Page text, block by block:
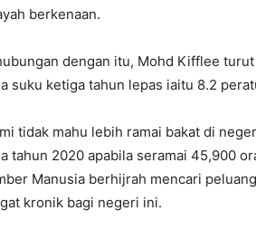
berkenaan.
dengan itu, Mohd Kifflee
suku ketiga tahun lepas iaitu 8.2
tidak mahu lebih ramai bakat di
tahun 2020 apabila seramai 45,900
Manusia berhijrah mencari
kronik bagi negeri ini.